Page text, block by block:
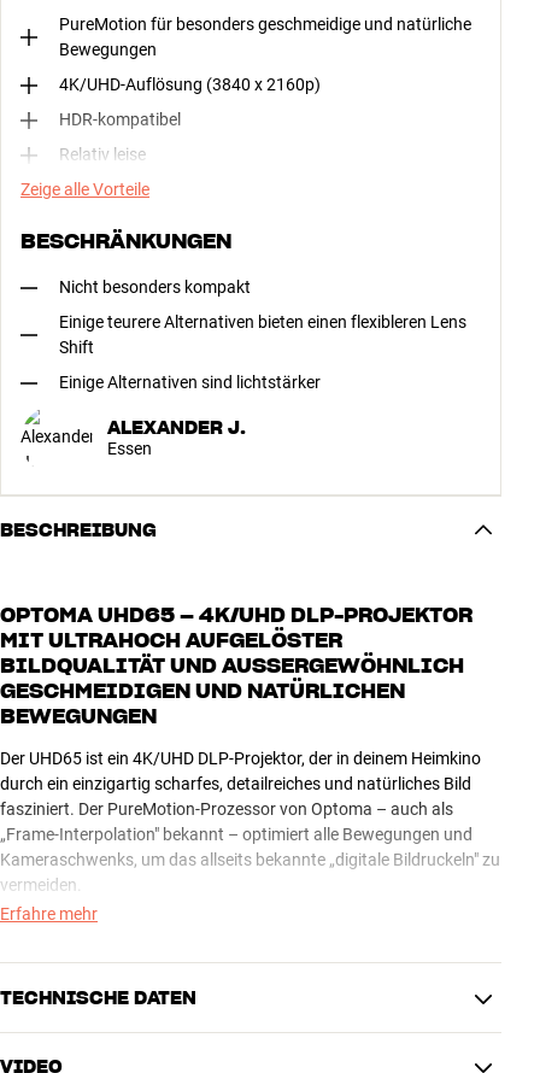
PureMotion für besonders geschmeidige und natürliche
Bewegungen
4K/UHD-Auflösung (3840 x 2160p)
HDR-kompatibel
Relativ leise
Zeige alle Vorteile
BESCHRÄNKUNGEN
Nicht besonders kompakt
Einige teurere Alternativen bieten einen flexibleren Lens
Shift
Einige Alternativen sind lichtstärker
ALEXANDER J.
Essen
BESCHREIBUNG
OPTOMA UHD65 – 4K/UHD DLP-PROJEKTOR
MIT ULTRAHOCH AUFGELÖSTER
BILDQUALITÄT UND AUSSERGEWÖHNLICH G
ESCHMEIDIGEN UND NATÜRLICHEN B
EWEGUNGEN
Der UHD65 ist ein 4K/UHD DLP-Projektor, der in deinem Heimkino
durch ein einzigartig scharfes, detailreiches und natürliches Bild
fasziniert. Der PureMotion-Prozessor von Optoma – auch als
„Frame-Interpolation" bekannt – optimiert alle Bewegungen und
Kameraschwenks, um das allseits bekannte „digitale Bildruckeln" zu
vermeiden.
Verbesserungen markant. Wenn du aus UHD Blu-ray und 4K-
Streamingdiensten wirklich alles herausholen willst, musst du dir
Erfahre mehr
TECHNISCHE DATEN
VIDEO